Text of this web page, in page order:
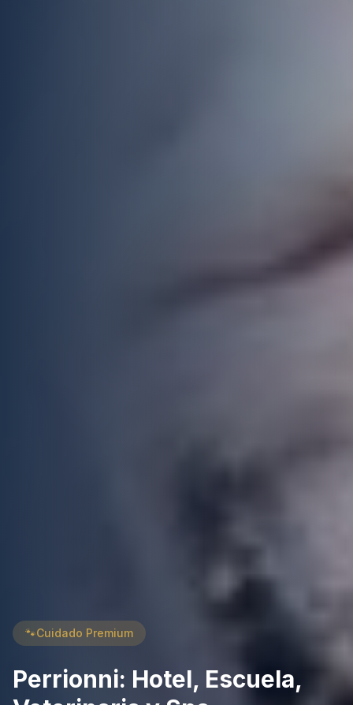
🐾Cuidado Premium
Perrionni: Hotel, Escuela,